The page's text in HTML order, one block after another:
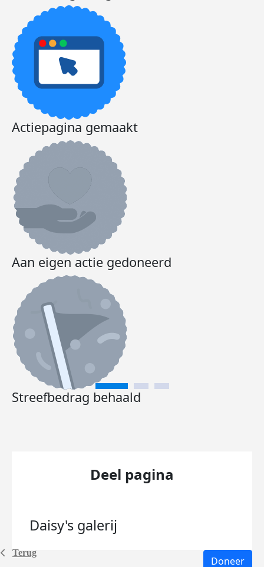
Terug
Actiepagina gemaakt
Aan eigen actie gedoneerd
Streefbedrag behaald
Deel pagina
Daisy's galerij
Doneer